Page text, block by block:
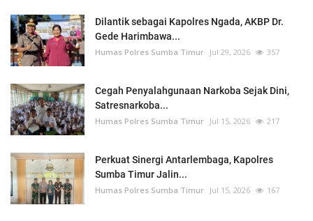
Dilantik sebagai Kapolres Ngada, AKBP Dr.
Gede Harimbawa...
Humas Polres Sumba Timur Jul 29, 2026 357
Cegah Penyalahgunaan Narkoba Sejak Dini,
Satresnarkoba...
Humas Polres Sumba Timur Jul 15, 2026 217
Perkuat Sinergi Antarlembaga, Kapolres
Sumba Timur Jalin...
Humas Polres Sumba Timur Jul 15, 2026 167